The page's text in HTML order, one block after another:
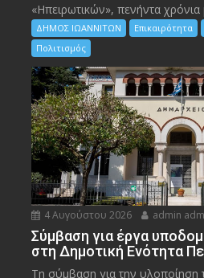
«Ηπειρωτικών», πενήντα χρόνια
ΔΗΜΟΣ ΙΩΑΝΝΙΤΩΝ Επικαιρότητα
Πολιτισμός
4 Αυγούστου 2026 admin
Σύμβαση για έργα
στη Δημοτική Ενότητα
Τη σύμβαση για την υλοποίηση